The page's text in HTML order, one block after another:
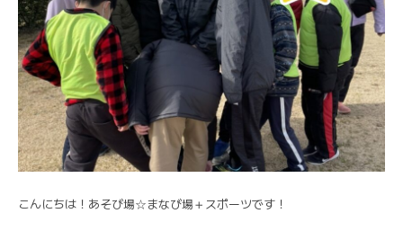
こんにちは！あそび場☆まなび場＋スポーツです！